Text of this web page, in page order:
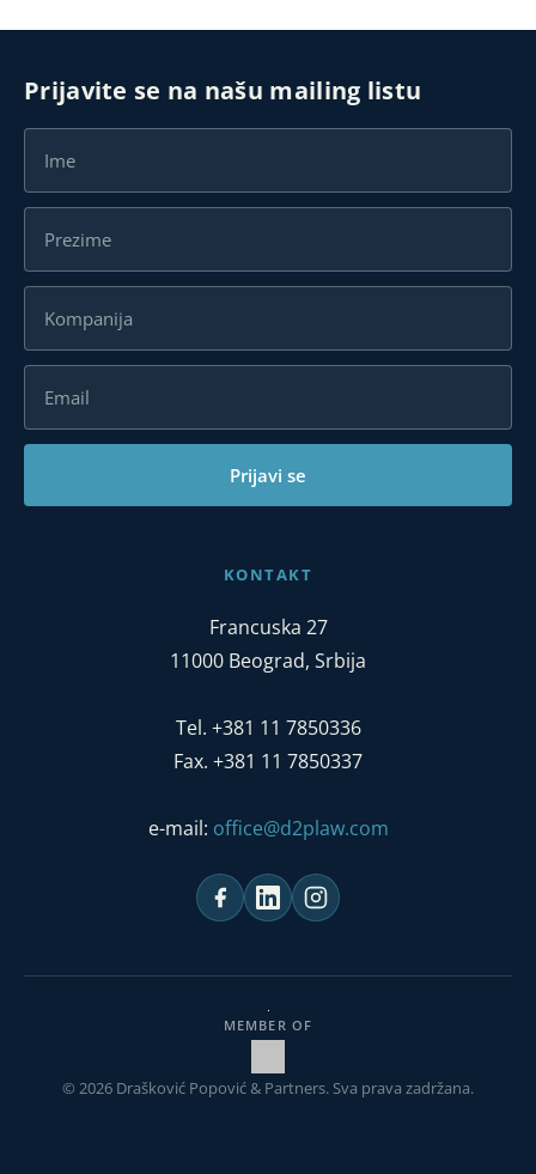
Prijavite se na našu mailing listu
Prijavi se
KONTAKT
Francuska 27
11000 Beograd, Srbija
Tel. +381 11 7850336
Fax. +381 11 7850337
e-mail: office@d2plaw.com
MEMBER OF
© 2026 Drašković Popović & Partners. Sva prava zadržana.